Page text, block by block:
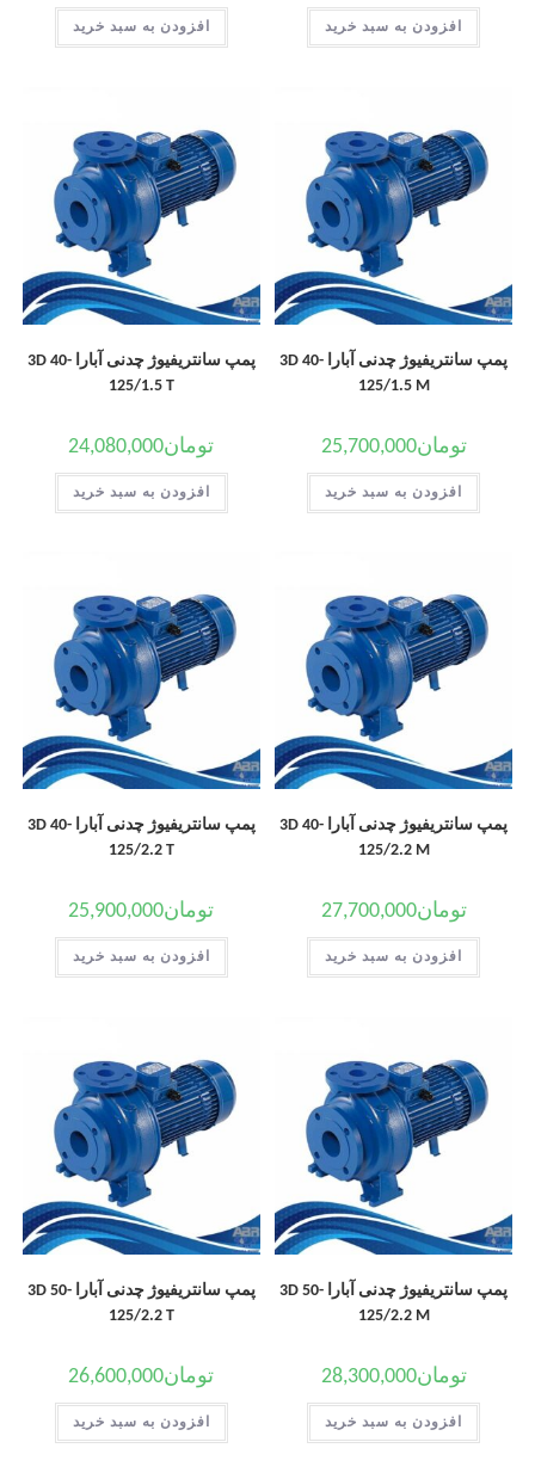
افزودن به سبد خرید افزودن به سبد خرید
پمپ سانتریفیوژ چدنی آبارا 3D 40-
125/1.5 M
تومان25,700,000
افزودن به سبد خرید
پمپ سانتریفیوژ چدنی آبارا 3D 40-
125/1.5 T
تومان24,080,000
افزودن به سبد خرید
پمپ سانتریفیوژ چدنی آبارا 3D 40-
125/2.2 M
تومان27,700,000
افزودن به سبد خرید
پمپ سانتریفیوژ چدنی آبارا 3D 40-
125/2.2 T
تومان25,900,000
افزودن به سبد خرید
پمپ سانتریفیوژ چدنی آبارا 3D 50-
125/2.2 M
تومان28,300,000
افزودن به سبد خرید
پمپ سانتریفیوژ چدنی آبارا 3D 50-
125/2.2 T
تومان26,600,000
افزودن به سبد خرید